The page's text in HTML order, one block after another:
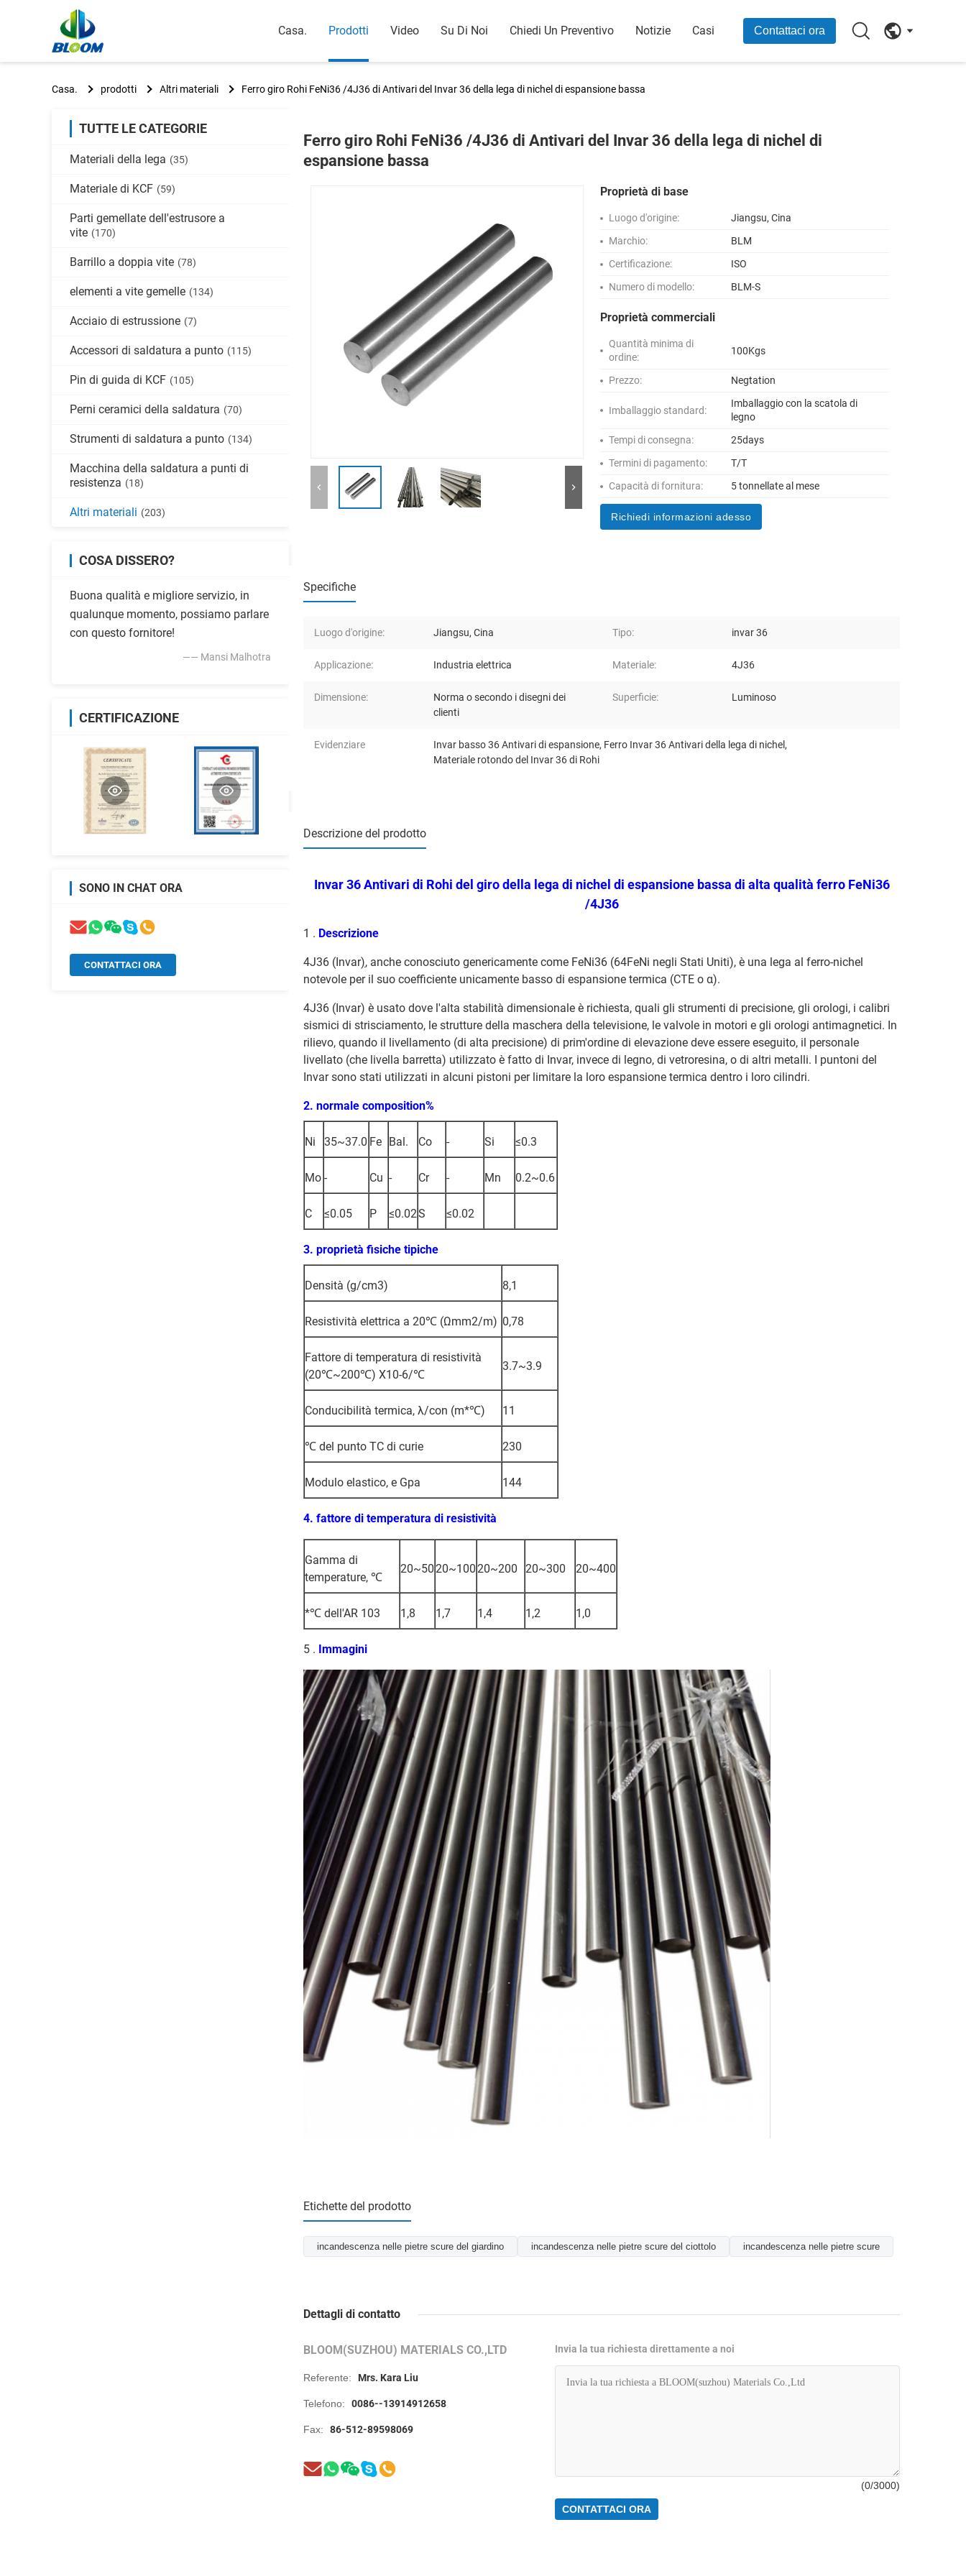
Casa. Prodotti Video Su Di Noi Chiedi Un Preventivo Notizie Casi Contattaci ora
Casa. prodotti Altri materiali Ferro giro Rohi FeNi36 /4J36 di Antivari del Invar 36 della lega di nichel di espansione bassa
TUTTE LE CATEGORIE
Materiali della lega (35)
Materiale di KCF (59)
Parti gemellate dell'estrusore a
vite (170)
Barrillo a doppia vite (78)
elementi a vite gemelle (134)
Acciaio di estrussione (7)
Accessori di saldatura a punto (115)
Pin di guida di KCF (105)
Perni ceramici della saldatura (70)
Strumenti di saldatura a punto (134)
Macchina della saldatura a punti di
resistenza (18)
Altri materiali (203)
COSA DISSERO?
Buona qualità e migliore servizio, in
qualunque momento, possiamo parlare
con questo fornitore!
—— Mansi Malhotra
CERTIFICAZIONE
SONO IN CHAT ORA
CONTATTACI ORA
Ferro giro Rohi FeNi36 /4J36 di Antivari del Invar 36 della lega di nichel di
espansione bassa
Proprietà di base
Luogo d'origine:
Jiangsu, Cina
Marchio:
BLM
Certificazione:
ISO
Numero di modello:
BLM-S
Proprietà commerciali
Quantità minima di
ordine:
100Kgs
Prezzo: Negtation
Imballaggio standard:
Imballaggio con la scatola di
legno
Tempi di consegna:
25days
Termini di pagamento:
T/T
Capacità di fornitura:
5 tonnellate al mese
Richiedi informazioni adesso
Specifiche
Luogo d'origine: Jiangsu, Cina Tipo: invar 36
Applicazione: Industria elettrica Materiale: 4J36
Dimensione:
Norma o secondo i disegni dei
clienti
Superficie: Luminoso
Evidenziare Invar basso 36 Antivari di espansione, Ferro Invar 36 Antivari della lega di nichel ,
Materiale rotondo del Invar 36 di Rohi
Descrizione del prodotto
Invar36 Antivari di Rohi del giro della lega di nichel di espansione bassa di alta qualità ferro FeNi36
/4J36
1 . Descrizione
4J36 (Invar), anche conosciuto genericamente come FeNi36 (64FeNi negli Stati Uniti), è una lega al ferro-nichel
notevole per il suo coefficiente unicamente basso di espansione termica (CTE o α).
4J36 (Invar) è usato dove l'alta stabilità dimensionale è richiesta, quali gli strumenti di precisione, gli orologi, i calibri
sismici di strisciamento, le strutture della maschera della televisione, le valvole in motori e gli orologi antimagnetici. In
rilievo, quando il livellamento (di alta precisione) di prim'ordine di elevazione deve essere eseguito, il personale
livellato (che livella barretta) utilizzato è fatto di Invar, invece di legno, di vetroresina, o di altri metalli. I puntoni del
Invar sono stati utilizzati in alcuni pistoni per limitare la loro espansione termica dentro i loro cilindri.
2. normale composition%
Ni 35~37.0 Fe Bal. Co - Si ≤0.3
Mo - Cu - Cr - Mn 0.2~0.6
C ≤0.05 P ≤0.02S ≤0.02
3. proprietà fisiche tipiche
Densità (g/cm3) 8,1
Resistività elettrica a 20℃ (Ωmm2/m) 0,78
Fattore di temperatura di resistività
(20℃~200℃) X10-6/℃
3.7~3.9
Conducibilità termica, λ/con (m*℃) 11
℃ del punto TC di curie 230
Modulo elastico, e Gpa 144
4. fattore di temperatura di resistività
Gamma di
temperature, ℃
20~5020~10020~200 20~300 20~400
*℃ dell'AR 103 1,8 1,7 1,4 1,2 1,0
5 . Immagini
Etichette del prodotto
incandescenza nelle pietre scure del giardino incandescenza nelle pietre scure del ciottolo incandescenza nelle pietre scure
Dettagli di contatto
BLOOM(SUZHOU) MATERIALS CO.,LTD
Referente: Mrs. Kara Liu
Telefono: 0086--13914912658
Fax: 86-512-89598069
Invia la tua richiesta direttamente a noi
(0/3000)
CONTATTACI ORA